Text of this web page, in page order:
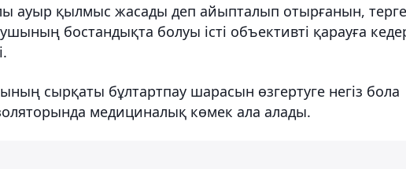
ауыр қылмыс жасады деп айыпталып отырғанын,
бостандықта болуы істі объективті қарауға
сырқаты бұлтартпау шарасын өзгертуге негіз бола
медициналық көмек ала алады.